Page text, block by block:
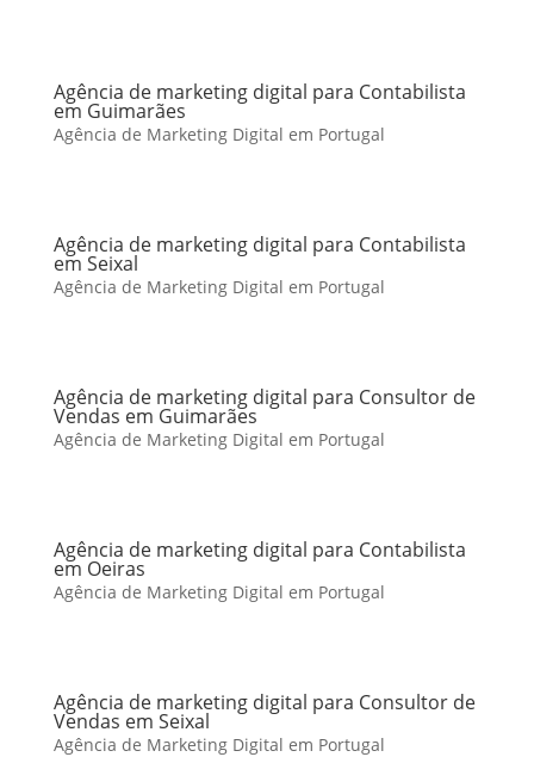
Agência de marketing digital para Contabilista
em Guimarães
Agência de Marketing Digital em Portugal
Agência de marketing digital para Contabilista
em Seixal
Agência de Marketing Digital em Portugal
Agência de marketing digital para Consultor de
Vendas em Guimarães
Agência de Marketing Digital em Portugal
Agência de marketing digital para Contabilista
em Oeiras
Agência de Marketing Digital em Portugal
Agência de marketing digital para Consultor de
Vendas em Seixal
Agência de Marketing Digital em Portugal